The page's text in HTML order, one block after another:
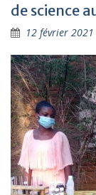
de science
12 février 2021